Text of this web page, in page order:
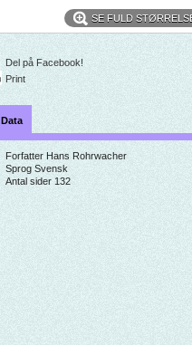
SE FULD
Del på Facebook!
Print
Data
Forfatter Hans Rohrwacher
Sprog Svensk
Antal sider 132